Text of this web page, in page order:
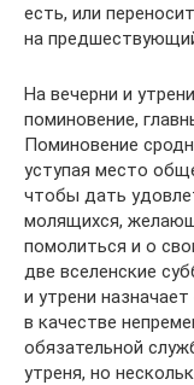
есть, или
на
На вечерни и
поминовение,
Поминовение
уступая место
чтобы дать
молящихся,
помолиться и о
две вселенские
и утрени
в качестве
обязательной
утреня, но